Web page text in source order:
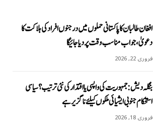
افغان طالبان کا پاکستانی حملوں میں درجنوں افراد کی ہلاکت کا
دعویٰ، جواب مناسب وقت پر دیا جائیگا
فروری 22, 2026
بنگلہ دیش: جمہوریت کی واپسی یا اقتدار کی نئی ترتیب؟ سیاسی
استحکام جنوبی ایشیائی ملکوں کیلئے ناگزیر ہے
فروری 18, 2026